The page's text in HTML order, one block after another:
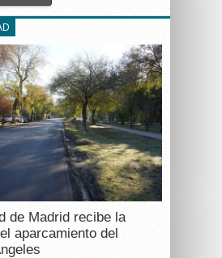
de Madrid recibe la
aparcamiento del